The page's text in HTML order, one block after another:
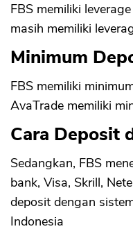
FBS memiliki
masih memiliki
Minimum
FBS memiliki
AvaTrade memiliki
Cara Deposit
Sedangkan, FBS
bank, Visa, Skrill,
deposit dengan
Indonesia